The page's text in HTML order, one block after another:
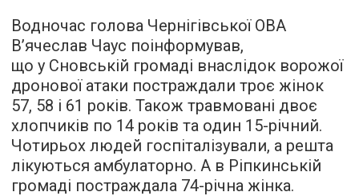
Водночас голова Чернігівської ОВА
В’ячеслав Чаус поінформував,
що у Сновській громаді внаслідок ворожої
дронової атаки постраждали троє жінок
57, 58 і 61 років. Також травмовані двоє
хлопчиків по 14 років та один 15-річний.
Чотирьох людей госпіталізували, а решта
лікуються амбулаторно. А в Ріпкинській
громаді постраждала 74-річна жінка.